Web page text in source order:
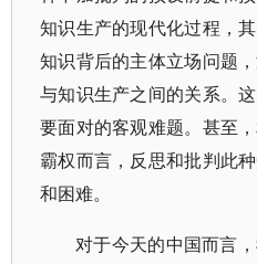
知识生产的现代化过程，
知识背后的主体立场问题
与知识生产之间的关系。
要面对的客观难题。甚至
霸权而言，反思和批判此
和困难。
对于今天的中国而言